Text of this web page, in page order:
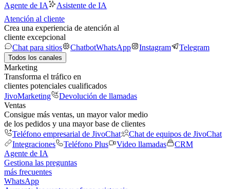
Agente de IA
Asistente de IA
Atención al cliente
Crea una experiencia de atención al
cliente excepcional
Chat para sitios
ChatbotWhatsApp Instagram Telegram
Todos los canales
Marketing
Transforma el tráfico en
clientes potenciales cualificados
JivoMarketing
Devolución de llamadas
Ventas
Consigue más ventas, un mayor valor medio
de los pedidos y una mayor base de clientes
Teléfono empresarial de JivoChat
Chat de equipos de JivoChat
Integraciones
Teléfono Plus Video llamadas
CRM
Agente de IA
Gestiona las preguntas
más frecuentes
WhatsApp